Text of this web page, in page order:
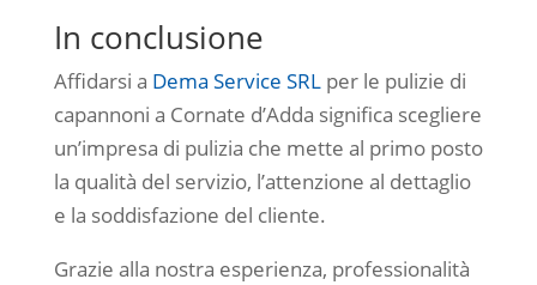
In conclusione
Affidarsi a Dema Service SRLper le pulizie di
capannoni a Cornate d’Adda significa scegliere
un’impresa di pulizia che mette al primo posto
la qualità del servizio, l’attenzione al dettaglio
e la soddisfazione del cliente.
Grazie alla nostra esperienza, professionalità